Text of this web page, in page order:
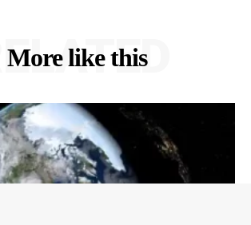
More like this
RELATED